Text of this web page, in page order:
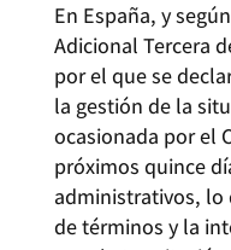
En España, y
Adicional Tercera
por el que se
la gestión de la
ocasionada por el
próximos quince
administrativos, lo
de términos y la